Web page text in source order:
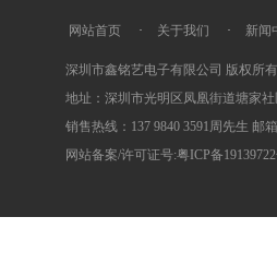
网站首页 · 关于我们 · 新闻
深圳市鑫铭艺电子有限公司 版权所有
地址：深圳市光明区凤凰街道塘家
销售热线：137 9840 3591周先生 邮
网站备案/许可证号:粤ICP备